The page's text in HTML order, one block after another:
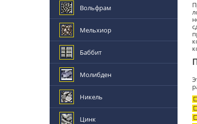
Вольфрам
Мельхиор
Баббит
Молибден
Никель
Цинк